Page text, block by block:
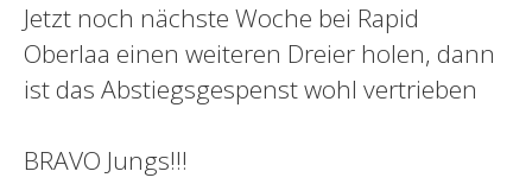
Jetzt noch nächste Woche bei Rapid
Oberlaa einen weiteren Dreier holen, dann
ist das Abstiegsgespenst wohl vertrieben
BRAVO Jungs!!!